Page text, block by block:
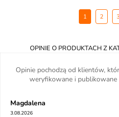
1 2
OPINIE O PRODUKTACH Z
Opinie pochodzą od klientów,
weryfikowane i publikowane
Magdalena
3.08.2026